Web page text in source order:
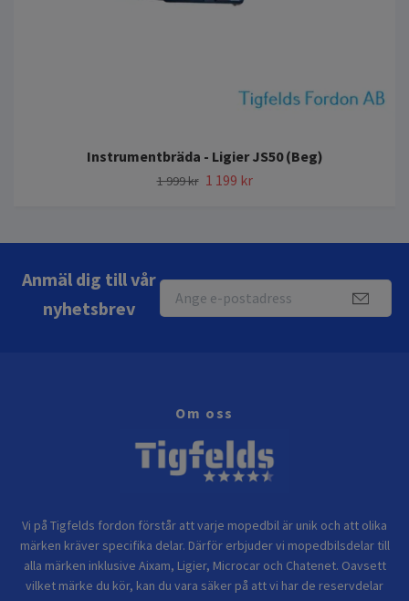
Instrumentbräda - Ligier JS50 (Beg)
1 999 kr 1 199 kr
Anmäl dig till vår
nyhetsbrev
Om oss
Vi på Tigfelds fordon förstår att varje mopedbil är unik och att olika
märken kräver specifika delar. Därför erbjuder vi mopedbilsdelar till
alla märken inklusive Aixam, Ligier, Microcar och Chatenet. Oavsett
vilket märke du kör, kan du vara säker på att vi har de reservdelar